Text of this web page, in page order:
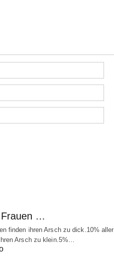
Frauen …
finden ihren Arsch zu dick.10% aller
Arsch zu klein.5%…